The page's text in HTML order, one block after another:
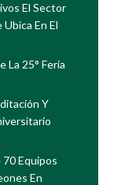
El Sector
En El
La 25° Feria
Y
70 Equipos
En